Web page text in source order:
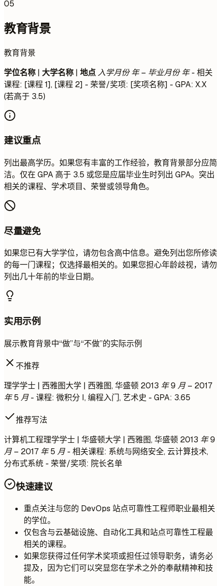
05
教育背景
教育背景
学位名称 | 大学名称 | 地点 入学月份 年 – 毕业月份 年- 相关
课程: [课程 1], [课程 2] - 荣誉/奖项: [奖项名称] - GPA: X.X
(若高于 3.5)
建议重点
列出最高学历。如果您有丰富的工作经验，教育背景部分应简
洁。仅在 GPA 高于 3.5 或您是应届毕业生时列出 GPA。突出
相关的课程、学术项目、荣誉或领导角色。
尽量避免
如果您已有大学学位，请勿包含高中信息。避免列出您所修读
的每一门课程；仅选择最相关的。如果您担心年龄歧视，请勿
列出几十年前的毕业日期。
实用示例
展示教育背景中“做”与“不做”的实际示例
不推荐
理学学士 | 西雅图大学 | 西雅图, 华盛顿 2013 年 9 月 – 2017
年 5 月- 课程: 微积分 I, 编程入门, 艺术史 - GPA: 3.65
推荐写法
计算机工程理学学士 | 华盛顿大学 | 西雅图, 华盛顿 2013 年 9
月 – 2017 年 5 月- 相关课程: 系统与网络安全, 云计算技术,
分布式系统 - 荣誉/奖项: 院长名单
快速建议
重点关注与您的 DevOps 站点可靠性工程师职业最相关
的学位。
仅包含与云基础设施、自动化工具和站点可靠性工程最
相关的课程。
如果您获得过任何学术奖项或担任过领导职务，请务必
提及，因为它们可以突显您在学术之外的奉献精神和技
能。